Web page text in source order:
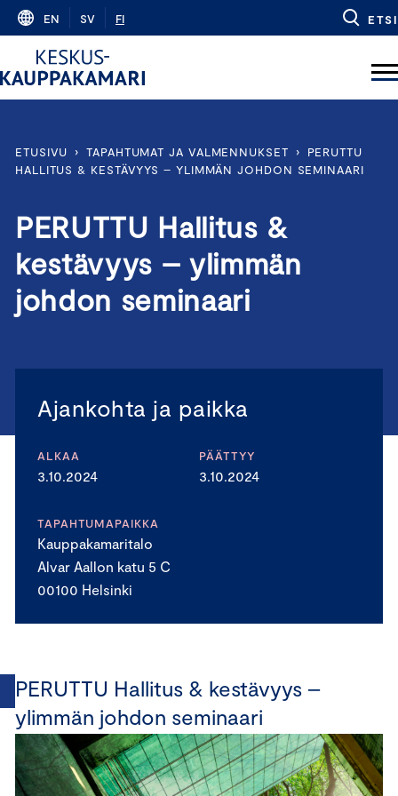
Skip
content
EN SV FI ETSI
ETUSIVU › TAPAHTUMAT JA VALMENNUKSET ›
PERUTTU
HALLITUS & KESTÄVYYS – YLIMMÄN JOHDON SEMINAARI
PERUTTU Hallitus &
kestävyys – ylimmän
johdon seminaari
Ajankohta ja paikka
ALKAA
3.10.2024
PÄÄTTYY
3.10.2024
TAPAHTUMAPAIKKA
Kauppakamaritalo
Alvar Aallon katu 5 C
00100 Helsinki
PERUTTU Hallitus & kestävyys –
ylimmän johdon seminaari